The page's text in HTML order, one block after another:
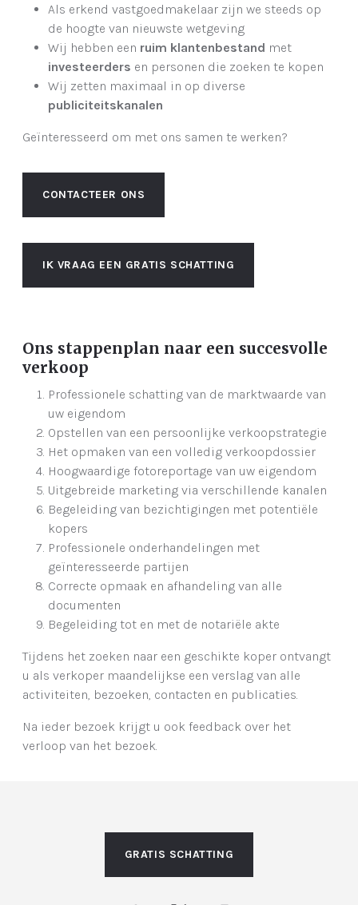
Als erkend vastgoedmakelaar zijn we steeds op
de hoogte van nieuwste wetgeving
Wij hebben een ruim klantenbestand met
investeerders en personen die zoeken te kopen
Wij zetten maximaal in op diverse
publiciteitskanalen
Geïnteresseerd om met ons samen te werken?
CONTACTEER ONS
IK VRAAG EEN GRATIS SCHATTING
Ons stappenplan naar een succesvolle
verkoop
Professionele schatting van de marktwaarde van
uw eigendom
Opstellen van een persoonlijke verkoopstrategie
Het opmaken van een volledig verkoopdossier
Hoogwaardige fotoreportage van uw eigendom
Uitgebreide marketing via verschillende kanalen
Begeleiding van bezichtigingen met potentiële
kopers
Professionele onderhandelingen met
geïnteresseerde partijen
Correcte opmaak en afhandeling van alle
documenten
Begeleiding tot en met de notariële akte
Tijdens het zoeken naar een geschikte koper ontvangt
u als verkoper maandelijkse een verslag van alle
activiteiten, bezoeken, contacten en publicaties.
Na ieder bezoek krijgt u ook feedback over het
verloop van het bezoek.
GRATIS SCHATTING